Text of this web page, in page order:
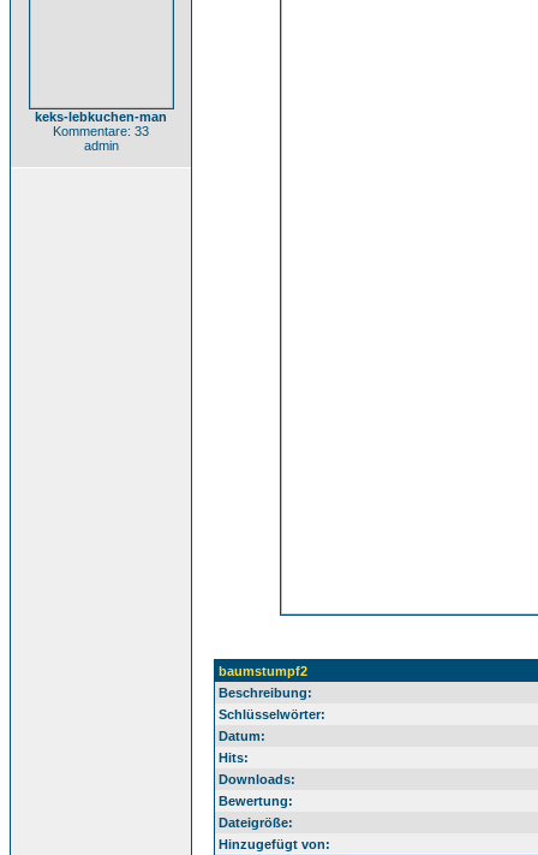
keks-lebkuchen-man
Kommentare: 33
admin
baumstumpf2
Beschreibung:
Schlüsselwörter:
Datum:
Hits:
Downloads:
Bewertung:
Dateigröße:
Hinzugefügt von: